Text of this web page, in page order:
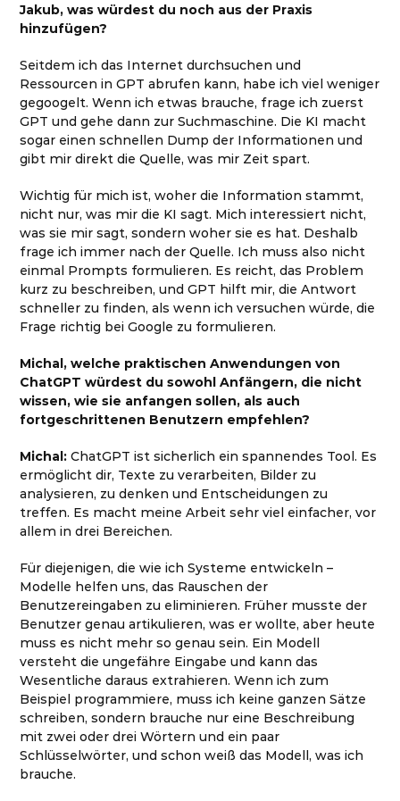
Jakub, was würdest du noch aus der Praxis
hinzufügen?
Seitdem ich das Internet durchsuchen und
Ressourcen in GPT abrufen kann, habe ich viel weniger
gegoogelt. Wenn ich etwas brauche, frage ich zuerst
GPT und gehe dann zur Suchmaschine. Die KI macht
sogar einen schnellen Dump der Informationen und
gibt mir direkt die Quelle, was mir Zeit spart.
Wichtig für mich ist, woher die Information stammt,
nicht nur, was mir die KI sagt. Mich interessiert nicht,
was sie mir sagt, sondern woher sie es hat. Deshalb
frage ich immer nach der Quelle. Ich muss also nicht
einmal Prompts formulieren. Es reicht, das Problem
kurz zu beschreiben, und GPT hilft mir, die Antwort
schneller zu finden, als wenn ich versuchen würde, die
Frage richtig bei Google zu formulieren.
Michal, welche praktischen Anwendungen von
ChatGPT würdest du sowohl Anfängern, die nicht
wissen, wie sie anfangen sollen, als auch
fortgeschrittenen Benutzern empfehlen?
Michal: ChatGPT ist sicherlich ein spannendes Tool. Es
ermöglicht dir, Texte zu verarbeiten, Bilder zu
analysieren, zu denken und Entscheidungen zu
treffen. Es macht meine Arbeit sehr viel einfacher, vor
allem in drei Bereichen.
Für diejenigen, die wie ich Systeme entwickeln –
Modelle helfen uns, das Rauschen der
Benutzereingaben zu eliminieren. Früher musste der
Benutzer genau artikulieren, was er wollte, aber heute
muss es nicht mehr so genau sein. Ein Modell
versteht die ungefähre Eingabe und kann das
Wesentliche daraus extrahieren. Wenn ich zum
Beispiel programmiere, muss ich keine ganzen Sätze
schreiben, sondern brauche nur eine Beschreibung
mit zwei oder drei Wörtern und ein paar
Schlüsselwörter, und schon weiß das Modell, was ich
brauche.